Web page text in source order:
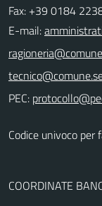
Fax: +39 0184
E-mail:
PEC:
Codice univoco per
COORDINATE